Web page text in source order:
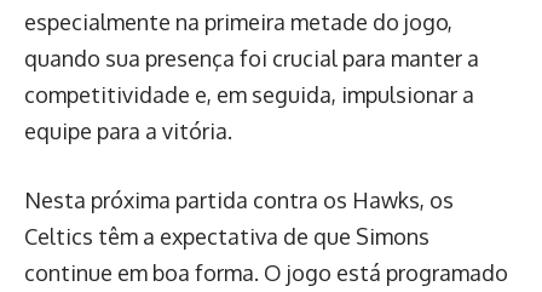
especialmente na primeira metade do jogo,
quando sua presença foi crucial para manter a
competitividade e, em seguida, impulsionar a
equipe para a vitória.
Nesta próxima partida contra os Hawks, os
Celtics têm a expectativa de que Simons
continue em boa forma. O jogo está programado